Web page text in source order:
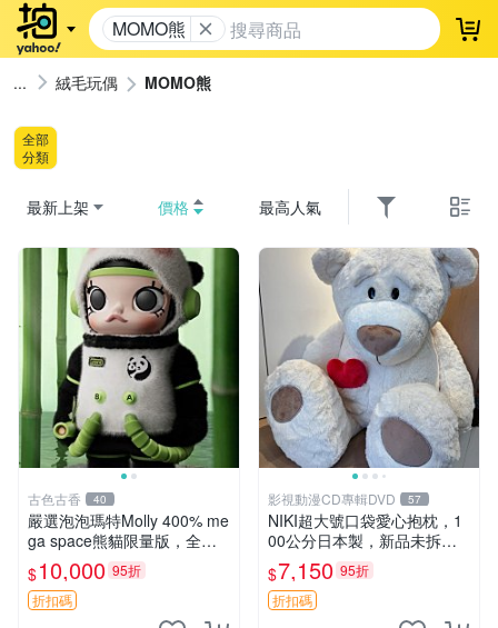
MOMO熊 登
絨毛玩偶 MOMO熊
全部
分類
最新上架 價格 最高人氣
古色古香 40
嚴選泡泡瑪特Molly 400% me
ga space熊貓限量版，全新
附原Packaging。拍下即視頻
確認。 泡泡瑪特 Molly 400%
熊貓 新
$10,000 95折
折扣碼
影視動漫CD專輯DVD 57
NIKI超大號口袋愛心抱枕，1
00公分日本製，新品未拆封
胖嘟嘟收藏推薦 愛心抱枕 日
本 抱枕
$7,150 95折
折扣碼